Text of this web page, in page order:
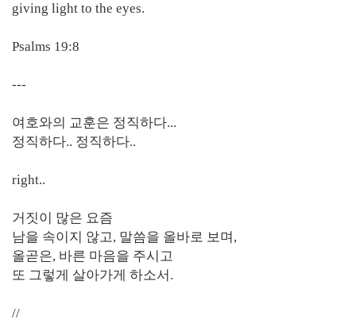
giving light to the eyes.
Psalms 19:8
---
여호와의 교훈은 정직하다...
정직하다.. 정직하다..
right..
거짓이 많은 요즘
남을 속이지 않고, 말씀을 올바로 보며,
올곧은, 바른 마음을 주시고
또 그렇게 살아가게 하소서.
//